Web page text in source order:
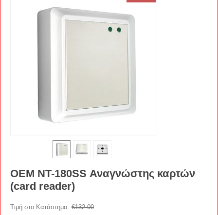
OEM NT-180SS Αναγνώστης καρτών
(card reader)
Τιμή στο Κατάστημα: €132.00